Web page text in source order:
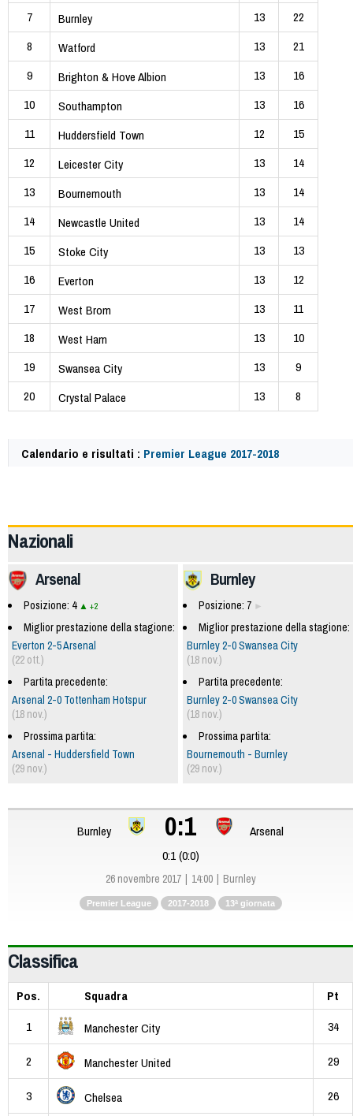
7
Burnley 13
22
8
Watford 13
21
9
Brighton & Hove Albion 13
16
10
Southampton 13
16
11
Huddersfield Town 12
15
12
Leicester City 13
14
13
Bournemouth 13
14
14
Newcastle United 13
14
15
Stoke City 13
13
16
Everton 13
12
17
West Brom 13
11
18
West Ham 13
10
19
Swansea City 13
9
20
Crystal Palace 13 8
Calendario e risultati : Premier League 2017-2018
Nazionali
Burnley
Posizione: 7
Miglior prestazione della stagione:
Burnley 2-0 Swansea City
(18 nov.)
Partita precedente:
Burnley 2-0 Swansea City
(18 nov.)
Prossima partita:
Bournemouth - Burnley
(29 nov.)
Arsenal
Posizione: 4 +2
Miglior prestazione della stagione:
Everton 2-5 Arsenal
(22 ott.)
Partita precedente:
Arsenal 2-0 Tottenham Hotspur
(18 nov.)
Prossima partita:
Arsenal - Huddersfield Town
(29 nov.)
Burnley 0:1
Arsenal
0:1 (0:0)
26 novembre 2017 14:00 Burnley
Premier League 2017-2018 13ª giornata
Classifica
Pos. Squadra
Pt
1
Manchester City 34
2 Manchester United 29
3 Chelsea 26